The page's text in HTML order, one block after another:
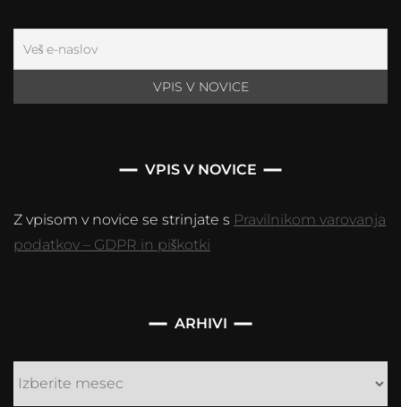
VPIS V NOVICE
Z vpisom v novice se strinjate s Pravilnikom varovanja
podatkov – GDPR in piškotki
ARHIVI